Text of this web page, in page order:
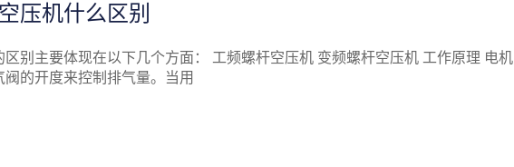
压机什么区别
别主要体现在以下几个方面： 工频螺杆空压机 变频螺杆空压机 工作原理 电机
的开度来控制排气量。当用